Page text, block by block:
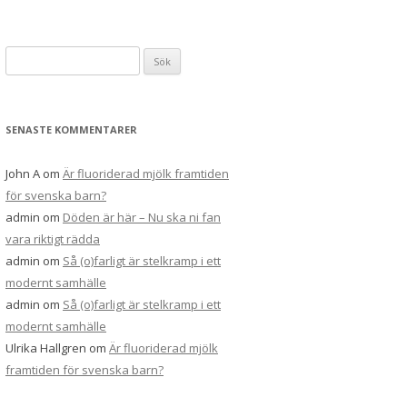
efter:
SENASTE KOMMENTARER
John A om Är fluoriderad mjölk framtiden
för svenska barn?
admin om Döden är här – Nu ska ni fan
vara riktigt rädda
admin om Så (o)farligt är stelkramp i ett
modernt samhälle
admin om Så (o)farligt är stelkramp i ett
modernt samhälle
Ulrika Hallgren om Är fluoriderad mjölk
framtiden för svenska barn?